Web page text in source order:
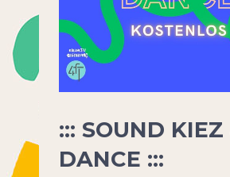
::: SOUND KIEZ
DANCE :::